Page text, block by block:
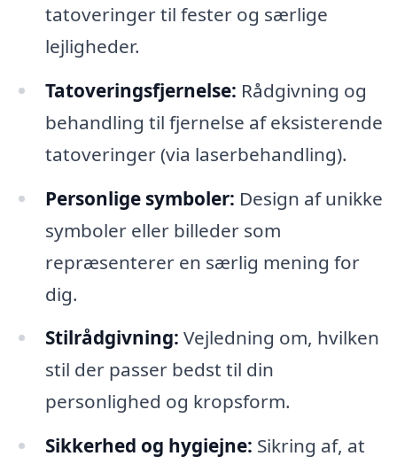
tatoveringer til fester og særlige
lejligheder.
Tatoveringsfjernelse: Rådgivning og
behandling til fjernelse af eksisterende
tatoveringer (via laserbehandling).
Personlige symboler: Design af unikke
symboler eller billeder som
repræsenterer en særlig mening for
dig.
Stilrådgivning: Vejledning om, hvilken
stil der passer bedst til din
personlighed og kropsform.
Sikkerhed og hygiejne: Sikring af, at